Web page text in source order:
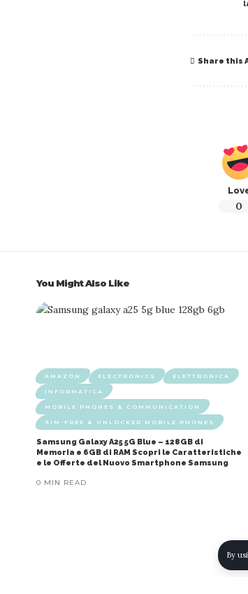
By
Share this
0
You Might Also Like
AMAZON ELECTRONICS ELETTRONICA
INFORMATICA
MOBILE PHONES & COMMUNICATION
SIM-FREE & UNLOCKED MOBILE PHONES
Samsung Galaxy A25 5G Blue – 128GB di
Memoria e 6GB di RAM Scopri le Caratteristiche
e le Offerte del Nuovo Smartphone Samsung
0 MIN READ